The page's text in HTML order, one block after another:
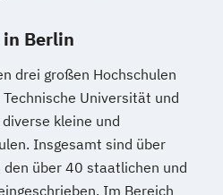
Berlin
drei großen Hochschulen
Universität und
kleine und
Insgesamt sind über
über 40 staatlichen und
Im Bereich